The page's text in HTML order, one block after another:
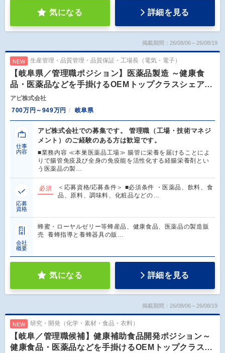
気になる 詳細を見る
掲載期間：26/08/06～26/08/19
NEW 生産管理・品質管理・品質保証・工場長（電気・電子）
【岐阜県／管理職ポジション】医薬品製造 ～健康食
品・医薬品などを手掛けるOEMトップクラスシェア…
アピ株式会社
700万円～949万円
岐阜県
仕事
内容
アピ株式会社での募集です。 管理職（工場・技術マネジ
メント）のご経験のある方は歓迎です。
■業務内容 ≪本巣医薬品工場≫ 腸管に栄養を届けることによ
りで腸管免疫及び全身の免疫能を活性化する経腸栄養剤とい
う医薬品の製…
応募
資格
必須
＜応募資格/応募条件＞ ■必須条件 ・医薬品、飲料、食
品、原料、調味料、化粧品などの…
会社
概要
蜂蜜・ローヤルゼリー等蜂産品、健康食品、医薬品の製造販
売 養蜂指導と養蜂器具の販…
気になる 詳細を見る
掲載期間：26/08/06～26/08/19
NEW 研究・開発（化学・素材・食品・衣料）
【岐阜／管理職候補】健康補助食品開発ポジション～
健康食品・医薬品などを手掛けるOEMトップクラス…